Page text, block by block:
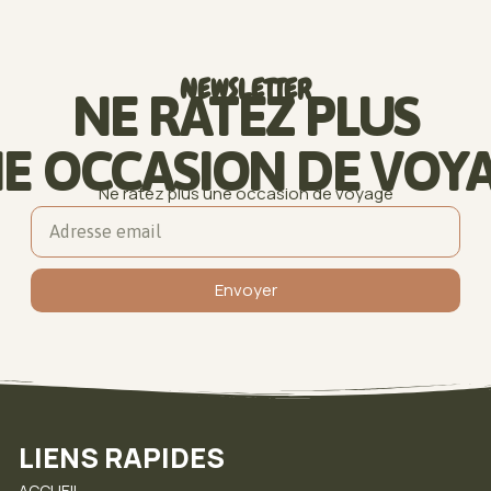
NEWSLETTER
NE RATEZ PLUS
OCCASION DE
Ne ratez plus une occasion de voyage
Envoyer
LIENS RAPIDES